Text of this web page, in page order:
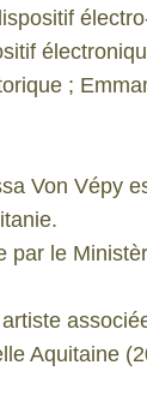
;
Von Vépy
par le
Aquitaine